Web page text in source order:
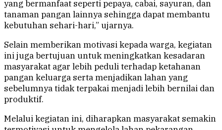
yang bermanfaat seperti pepaya, cabai, sayuran, dan
tanaman pangan lainnya sehingga dapat membantu
kebutuhan sehari-hari,” ujarnya.
Selain memberikan motivasi kepada warga, kegiatan
ini juga bertujuan untuk meningkatkan kesadaran
masyarakat agar lebih peduli terhadap ketahanan
pangan keluarga serta menjadikan lahan yang
sebelumnya tidak terpakai menjadi lebih bernilai dan
produktif.
Melalui kegiatan ini, diharapkan masyarakat semakin